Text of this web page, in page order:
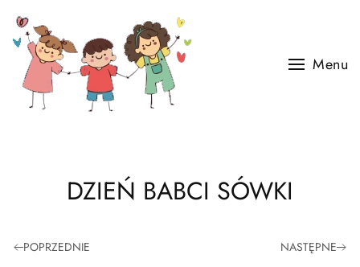
Skip to main content
Menu
DZIEŃ BABCI SÓWKI
POPRZEDNIE NASTĘPNE